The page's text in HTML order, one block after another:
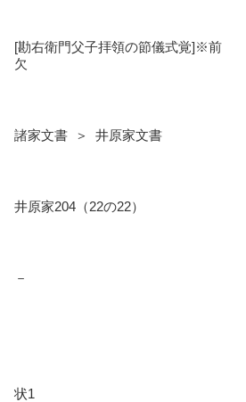
[勘右衛門父子拝領の節儀式覚]※前
欠
諸家文書 ＞ 井原家文書
井原家204（22の22）
－
状1